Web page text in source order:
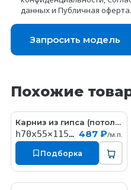
данныхи Публичная оферта.
Запросить модель
Похожие
KT058Карниз из гипса (потолочный плинтус) (h70x55мм)
h70x55×1150мм 487 ₽/м.п.
Подборка